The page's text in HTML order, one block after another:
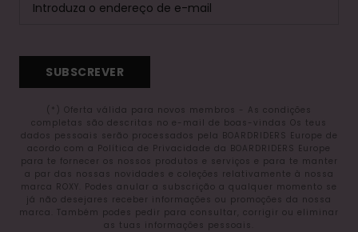
SUBSCREVER
(*) Oferta válida para novos membros - As condições
completas são descritas no e-mail de boas-vindas Os teus
dados pessoais serão processados pela BOARDRIDERS Europe de
acordo com a Política de Privacidade da BOARDRIDERS Europe
para te fornecer os nossos produtos e serviços e para te manter
a par das nossas novidades e coleções relativamente à nossa
marca ROXY. Podes anular a subscrição a qualquer momento se
já não desejares receber informações ou promoções da nossa
marca. Também podes pedir para consultar, corrigir ou eliminar
as tuas informações pessoais.